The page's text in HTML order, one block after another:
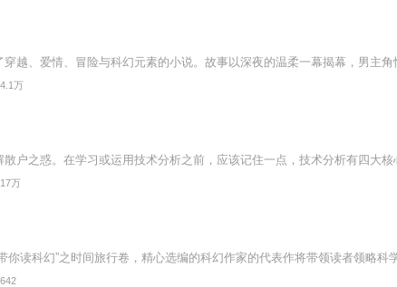
4.1万
户之惑。在学习或运用技术分析之前，应该记住一点，技术分析有四大核
17万
642